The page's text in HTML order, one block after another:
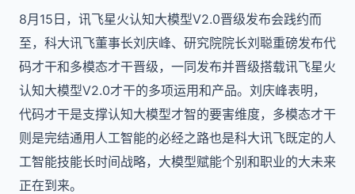
8月15日，讯飞星火认知大模型V2.0晋级发布会践约而
至，科大讯飞董事长刘庆峰、研究院院长刘聪重磅发布代
码才干和多模态才干晋级，一同发布并晋级搭载讯飞星火
认知大模型V2.0才干的多项运用和产品。刘庆峰表明，
代码才干是支撑认知大模型才智的要害维度，多模态才干
则是完结通用人工智能的必经之路也是科大讯飞既定的人
工智能技能长时间战略，大模型赋能个别和职业的大未来
正在到来。